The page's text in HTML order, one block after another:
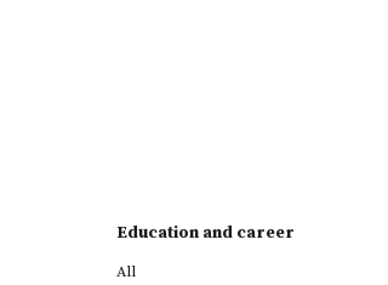
Education and career
All